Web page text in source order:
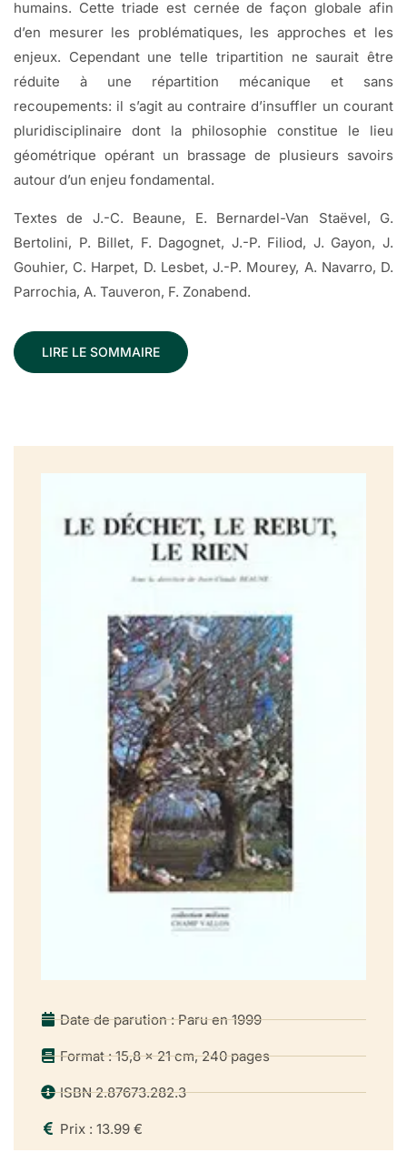
humains. Cette triade est cernée de façon globale afin
d’en mesurer les problématiques, les approches et les
enjeux. Cependant une telle tripartition ne saurait être
réduite à une répartition mécanique et sans
recoupements: il s’agit au contraire d’insuffler un courant
pluridisciplinaire dont la philosophie constitue le lieu
géométrique opérant un brassage de plusieurs savoirs
autour d’un enjeu fondamental.
Textes de J.-C. Beaune, E. Bernardel-Van Staëvel, G.
Bertolini, P. Billet, F. Dagognet, J.-P. Filiod, J. Gayon, J.
Gouhier, C. Harpet, D. Lesbet, J.-P. Mourey, A. Navarro, D.
Parrochia, A. Tauveron, F. Zonabend.
LIRE LE SOMMAIRE
Date de parution : Paru en 1999
Format : 15,8 x 21 cm, 240 pages
ISBN 2.87673.282.3
Prix : 13.99 €